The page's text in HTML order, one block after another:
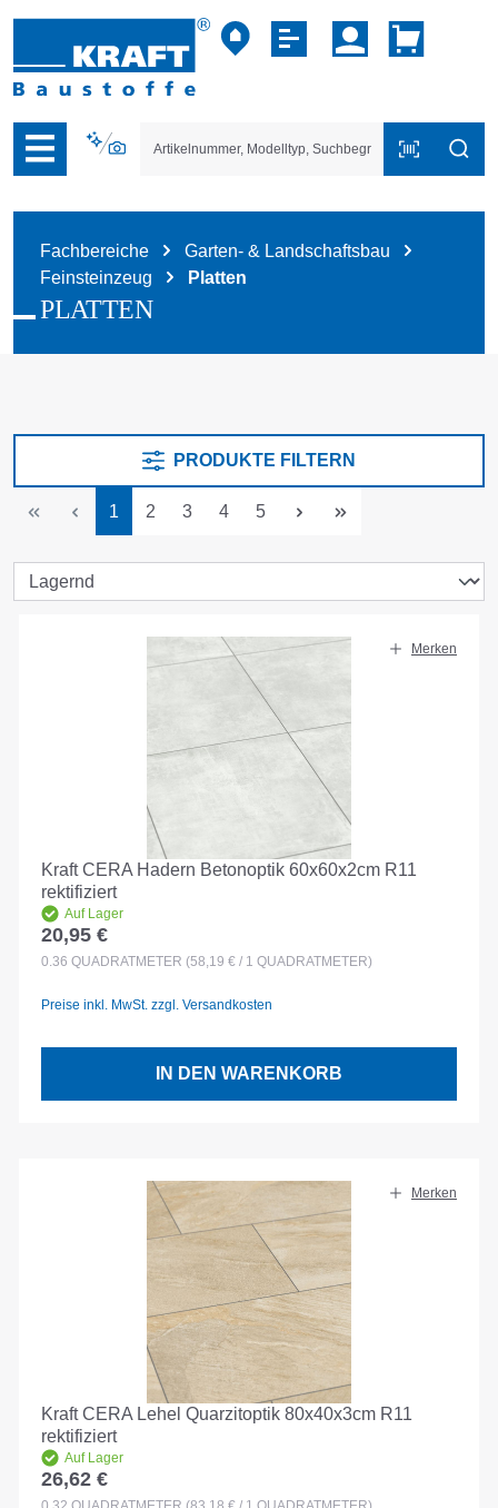
der B2B-Plattform springen
Fachbereiche
Garten- & Landschaftsbau
Feinsteinzeug
Platten
PLATTEN
PRODUKTE FILTERN
Seite
1 Seite
2 Seite
3 Seite
4 Seite
5
Merken
Kraft CERA Hadern Betonoptik 60x60x2cm R11
rektifiziert
Auf Lager
Regulärer Preis:
20,95 €
0.36 QUADRATMETER (58,19 € / 1 QUADRATMETER)
Preise inkl. MwSt. zzgl. Versandkosten
IN DEN WARENKORB
Merken
Kraft CERA Lehel Quarzitoptik 80x40x3cm R11
rektifiziert
Auf Lager
Regulärer Preis:
26,62 €